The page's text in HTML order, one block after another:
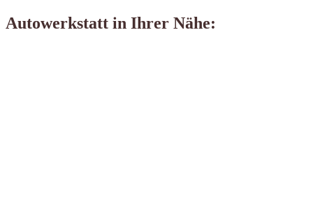
Autowerkstatt in Ihrer Nähe: